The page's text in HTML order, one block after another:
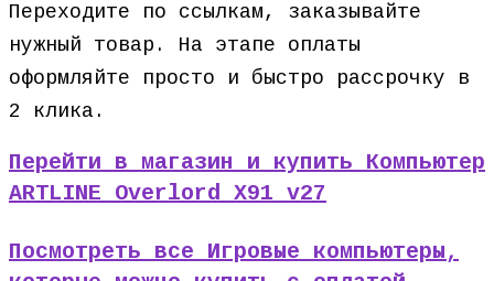
Переходите по ссылкам, заказывайте
нужный товар. На этапе оплаты
оформляйте просто и быстро рассрочку в
2 клика.
Перейти в магазин и купить Компьютер
ARTLINE Overlord X91 v27
Посмотреть все Игровые компьютеры,